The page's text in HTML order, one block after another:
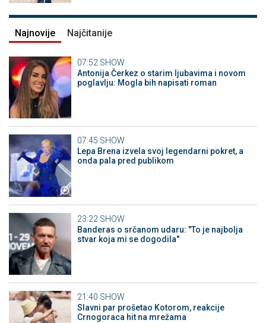
Najnovije Najčitanije
07:52 SHOW
Antonija Čerkez o starim ljubavima i novom
poglavlju: Mogla bih napisati roman
07:45 SHOW
Lepa Brena izvela svoj legendarni pokret, a
onda pala pred publikom
23:22 SHOW
Banderas o srčanom udaru: "To je najbolja
stvar koja mi se dogodila"
21:40 SHOW
Slavni par prošetao Kotorom, reakcije
Crnogoraca hit na mrežama